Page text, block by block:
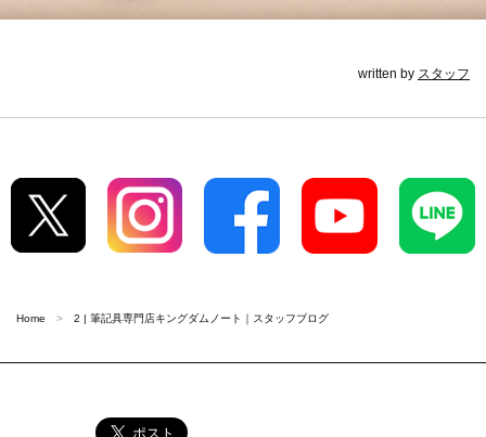
written by スタッフ
Home 2 | 筆記具専門店キングダムノート｜スタッフブログ